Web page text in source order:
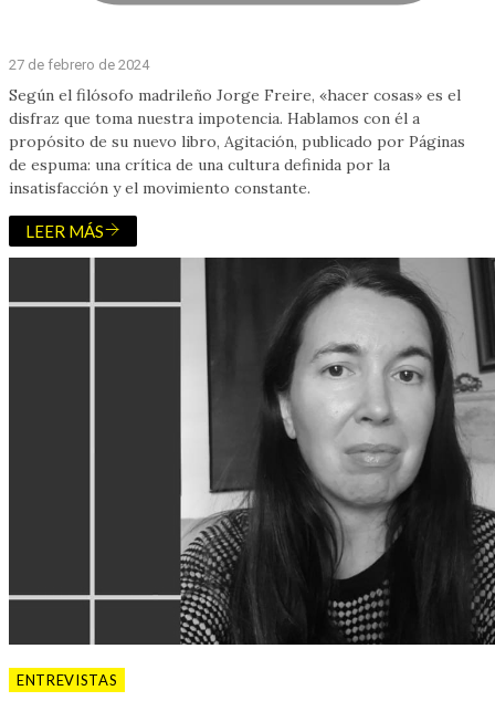
27 de febrero de 2024
Según el filósofo madrileño Jorge Freire, «hacer cosas» es el
disfraz que toma nuestra impotencia. Hablamos con él a
propósito de su nuevo libro, Agitación, publicado por Páginas
de espuma: una crítica de una cultura definida por la
insatisfacción y el movimiento constante.
LEER MÁS
ENTREVISTAS